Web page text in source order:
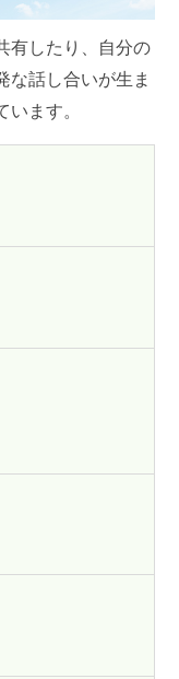
有したり、自分の
な話し合いが生ま
ます。